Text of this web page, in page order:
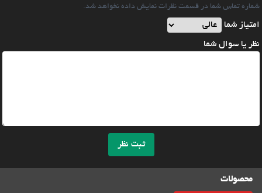
شماره تماس شما در قسمت نظرات نمایش داده نخواهد شد.
امتیاز شما
نظر یا سوال شما
ثبت نظر
محصولات